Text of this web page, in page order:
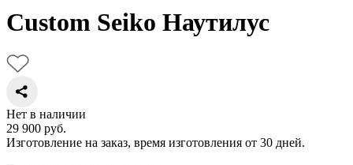
Custom Seiko Наутилус
Нет в наличии
29 900 руб.
Изготовление на заказ, время изготовления от 30 дней.